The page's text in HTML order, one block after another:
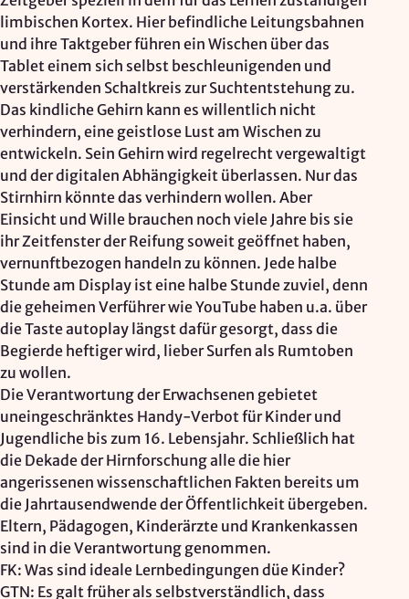
limbischen Kortex. Hier befindliche Leitungsbahnen
und ihre Taktgeber führen ein Wischen über das
Tablet einem sich selbst beschleunigenden und
verstärkenden Schaltkreis zur Suchtentstehung zu.
Das kindliche Gehirn kann es willentlich nicht
verhindern, eine geistlose Lust am Wischen zu
entwickeln. Sein Gehirn wird regelrecht vergewaltigt
und der digitalen Abhängigkeit überlassen. Nur das
Stirnhirn könnte das verhindern wollen. Aber
Einsicht und Wille brauchen noch viele Jahre bis sie
ihr Zeitfenster der Reifung soweit geöffnet haben,
vernunftbezogen handeln zu können. Jede halbe
Stunde am Display ist eine halbe Stunde zuviel, denn
die geheimen Verführer wie YouTube haben u.a. über
die Taste autoplay längst dafür gesorgt, dass die
Begierde heftiger wird, lieber Surfen als Rumtoben
zu wollen.
Die Verantwortung der Erwachsenen gebietet
uneingeschränktes Handy-Verbot für Kinder und
Jugendliche bis zum 16. Lebensjahr. Schließlich hat
die Dekade der Hirnforschung alle die hier
angerissenen wissenschaftlichen Fakten bereits um
die Jahrtausendwende der Öffentlichkeit übergeben.
Eltern, Pädagogen, Kinderärzte und Krankenkassen
sind in die Verantwortung genommen.
FK: Was sind ideale Lernbedingungen düe Kinder?
GTN: Es galt früher als selbstverständlich, dass